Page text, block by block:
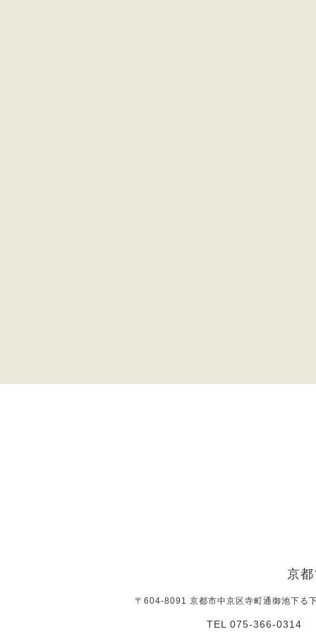
京
〒604-8091 京都市中京区寺町通御池下る
TEL 075-366-0314